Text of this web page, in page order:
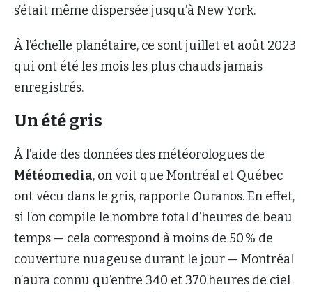
s’était même dispersée jusqu’à New York.
À l’échelle planétaire, ce sont juillet et août 2023
qui ont été les mois les plus chauds jamais
enregistrés.
Un été gris
À l’aide des données des météorologues de
Météomedia, on voit que Montréal et Québec
ont vécu dans le gris, rapporte Ouranos. En effet,
si l’on compile le nombre total d’heures de beau
temps — cela correspond à moins de 50 % de
couverture nuageuse durant le jour — Montréal
n’aura connu qu’entre 340 et 370 heures de ciel